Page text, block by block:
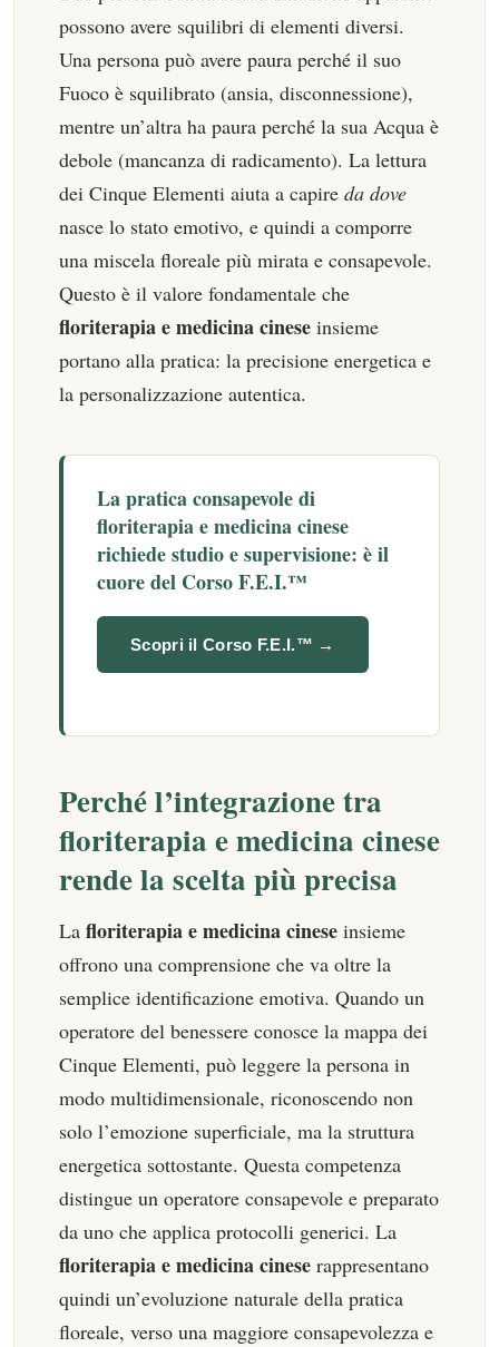
possono avere squilibri di elementi diversi.
Una persona può avere paura perché il suo
Fuoco è squilibrato (ansia, disconnessione),
mentre un’altra ha paura perché la sua Acqua è
debole (mancanza di radicamento). La lettura
dei Cinque Elementi aiuta a capire da dove
nasce lo stato emotivo, e quindi a comporre
una miscela floreale più mirata e consapevole.
Questo è il valore fondamentale che
floriterapia e medicina cinese insieme
portano alla pratica: la precisione energetica e
la personalizzazione autentica.
La pratica consapevole di
floriterapia e medicina cinese
richiede studio e supervisione: è il
cuore del Corso F.E.I.™
Scopri il Corso F.E.I.™ →
Perché l’integrazione tra
floriterapia e medicina cinese
rende la scelta più precisa
La floriterapia e medicina cinese insieme
offrono una comprensione che va oltre la
semplice identificazione emotiva. Quando un
operatore del benessere conosce la mappa dei
Cinque Elementi, può leggere la persona in
modo multidimensionale, riconoscendo non
solo l’emozione superficiale, ma la struttura
energetica sottostante. Questa competenza
distingue un operatore consapevole e preparato
da uno che applica protocolli generici. La
floriterapia e medicina cinese rappresentano
quindi un’evoluzione naturale della pratica
floreale, verso una maggiore consapevolezza e